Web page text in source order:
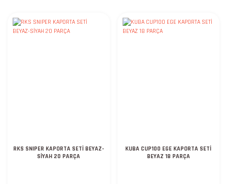
RKS SNIPER KAPORTA SETİ BEYAZ-
SİYAH 20 PARÇA
KUBA CUP100 EGE KAPORTA SETİ
BEYAZ 18 PARÇA